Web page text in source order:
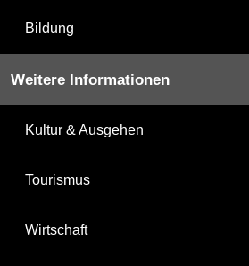
Bildung
Weitere Informationen
Kultur & Ausgehen
Tourismus
Wirtschaft